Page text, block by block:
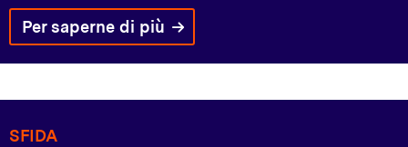
Per saperne di più
SFIDA